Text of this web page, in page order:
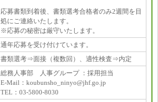
応募書類到着後、書類選考合格者のみ2週間を目
処にご連絡いたします。
※応募の秘密は厳守いたします。
通年応募を受け付けています。
書類選考⇒面接（複数回）、適性検査⇒内定
総務人事部 人事グループ ：採用担当
E-Mail：koubunsho_ninyo@jhf.go.jp
TEL：03-5800-8030